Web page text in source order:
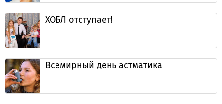
ХОБЛ отступает!
Всемирный день астматика